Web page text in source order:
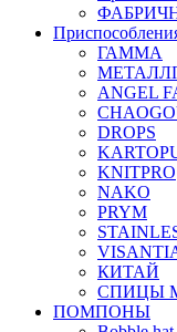
ГАММА
ANGEL
DROPS
KNITPRO
NAKO
PRYM
КИТАЙ
СПИЦЫ
ПОМПОНЫ